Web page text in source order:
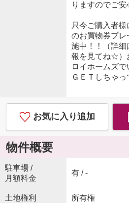
りますのでご安
只今ご購入者
のお買物券プレ
施中！！（詳
報を見てね☆）
ロイホームズ
ＧＥＴしちゃ
お気に入り追加
物件概要
駐車場 /
月額料金
有 / -
土地権利 所有権